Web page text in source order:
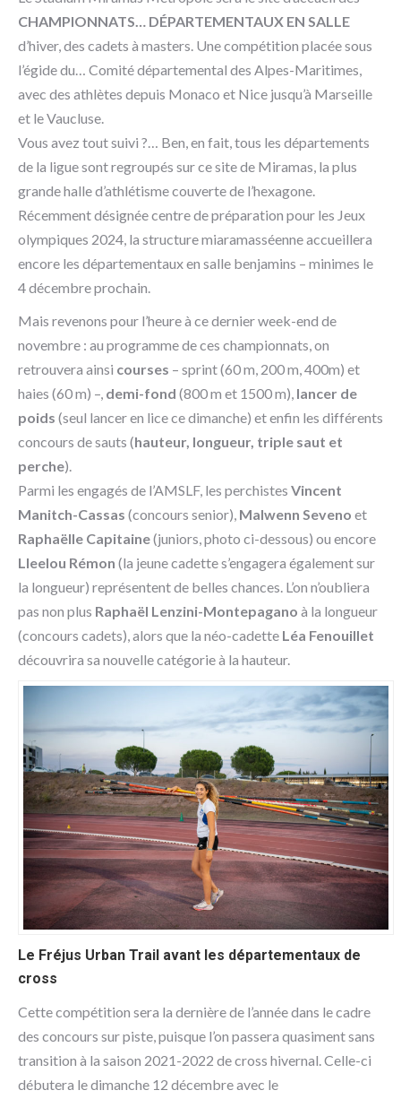
CHAMPIONNATS… DÉPARTEMENTAUX EN SALLE
d’hiver, des cadets à masters. Une compétition placée sous
l’égide du… Comité départemental des Alpes-Maritimes,
avec des athlètes depuis Monaco et Nice jusqu’à Marseille
et le Vaucluse.
Vous avez tout suivi ?… Ben, en fait, tous les départements
de la ligue sont regroupés sur ce site de Miramas, la plus
grande halle d’athlétisme couverte de l’hexagone.
Récemment désignée centre de préparation pour les Jeux
olympiques 2024, la structure miaramasséenne accueillera
encore les départementaux en salle benjamins – minimes le
4 décembre prochain.
Mais revenons pour l’heure à ce dernier week-end de
novembre : au programme de ces championnats, on
retrouvera ainsi courses – sprint (60 m, 200 m, 400m) et
haies (60 m) –, demi-fond (800 m et 1500 m), lancer de
poids (seul lancer en lice ce dimanche) et enfin les différents
concours de sauts (hauteur, longueur, triple saut et
perche).
Parmi les engagés de l’AMSLF, les perchistes Vincent
Manitch-Cassas (concours senior), Malwenn Seveno et
Raphaëlle Capitaine(juniors, photo ci-dessous) ou encore
Lleelou Rémon (la jeune cadette s’engagera également sur
la longueur) représentent de belles chances. L’on n’oubliera
pas non plus Raphaël Lenzini-Montepagano à la longueur
(concours cadets), alors que la néo-cadette Léa Fenouillet
découvrira sa nouvelle catégorie à la hauteur.
Le Fréjus Urban Trail avant les départementaux de
cross
Cette compétition sera la dernière de l’année dans le cadre
des concours sur piste, puisque l’on passera quasiment sans
transition à la saison 2021-2022 de cross hivernal. Celle-ci
débutera le dimanche 12 décembre avec le